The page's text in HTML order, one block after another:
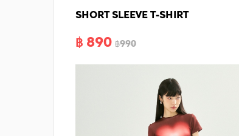
SHORT SLEEVE T-SHIRT
฿ 890 ฿990